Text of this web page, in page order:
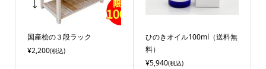
国産桧の３段ラック
¥2,200(税込)
ひのきオイル100ml（送料無
料）
¥5,940(税込)